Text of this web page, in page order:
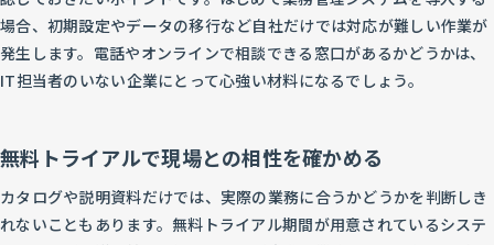
場合、初期設定やデータの移行など自社だけでは対応が難しい作業が
発生します。電話やオンラインで相談できる窓口があるかどうかは、
IT担当者のいない企業にとって心強い材料になるでしょう。
無料トライアルで現場との相性を確かめる
カタログや説明資料だけでは、実際の業務に合うかどうかを判断しき
れないこともあります。無料トライアル期間が用意されているシステ